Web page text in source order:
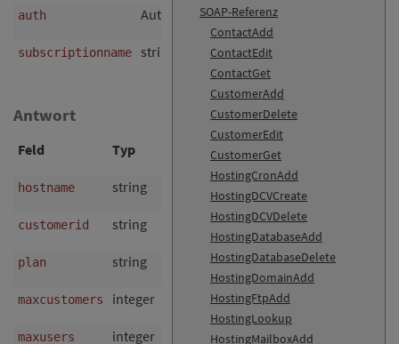
SOAP-Referenz
ContactAdd
ContactEdit
ContactGet
CustomerAdd
CustomerDelete
CustomerEdit
CustomerGet
HostingCronAdd
HostingDCVCreate
HostingDCVDelete
HostingDatabaseAdd
HostingDatabaseDelete
HostingDomainAdd
HostingFtpAdd
HostingLookup
HostingMailboxAdd
auth AuthData
subscriptionname string ^[a-z][a-z0-9_-]{0,63}$
Antwort
Feld Typ
hostname string
customerid string ja
plan string ja
maxcustomers integer
maxusers integer nein